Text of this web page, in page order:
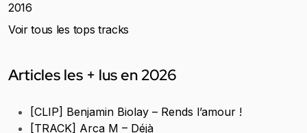
2016
Voir tous les tops tracks
Articles les + lus en 2026
[CLIP] Benjamin Biolay – Rends l’amour !
[TRACK] Arca M – Déjà